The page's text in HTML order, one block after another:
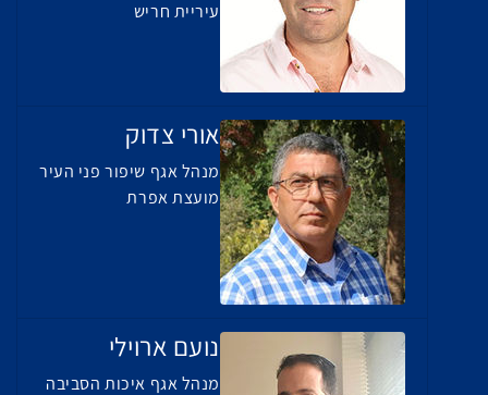
עיריית חריש
אורי צדוק
מנהל אגף שיפור פני העיר
מועצת אפרת
נועם ארוילי
מנהל אגף איכות הסביבה